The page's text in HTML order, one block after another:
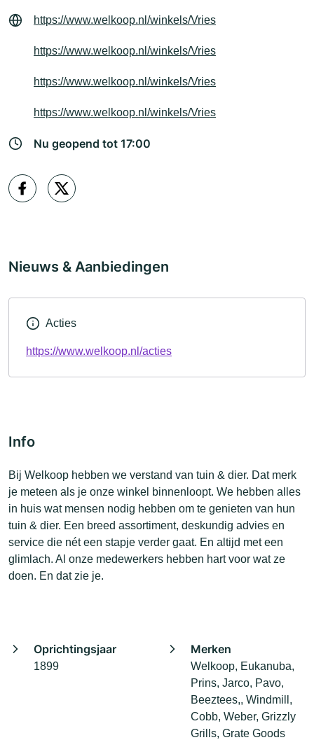
https://www.welkoop.nl/winkels/Vries
https://www.welkoop.nl/winkels/Vries
https://www.welkoop.nl/winkels/Vries
https://www.welkoop.nl/winkels/Vries
Nu geopend tot 17:00
Nieuws & Aanbiedingen
Acties
https://www.welkoop.nl/acties
Info
Bij Welkoop hebben we verstand van tuin & dier. Dat merk
je meteen als je onze winkel binnenloopt. We hebben alles
in huis wat mensen nodig hebben om te genieten van hun
tuin & dier. Een breed assortiment, deskundig advies en
service die nét een stapje verder gaat. En altijd met een
glimlach. Al onze medewerkers hebben hart voor wat ze
doen. En dat zie je.
Oprichtingsjaar
1899
Merken
Welkoop, Eukanuba,
Prins, Jarco, Pavo,
Beeztees,, Windmill,
Cobb, Weber, Grizzly
Grills, Grate Goods